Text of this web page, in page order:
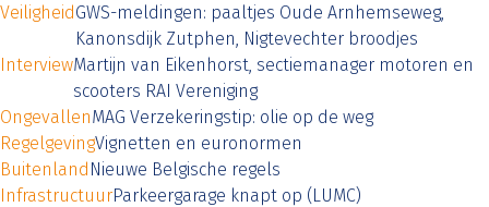
VeiligheidGWS-meldingen: paaltjes Oude Arnhemseweg,
Kanonsdijk Zutphen, Nigtevechter broodjes
InterviewMartijn van Eikenhorst, sectiemanager motoren en
scooters RAI Vereniging
OngevallenMAG Verzekeringstip: olie op de weg
RegelgevingVignetten en euronormen
Buitenland Nieuwe Belgische regels
InfrastructuurParkeergarage knapt op (LUMC)